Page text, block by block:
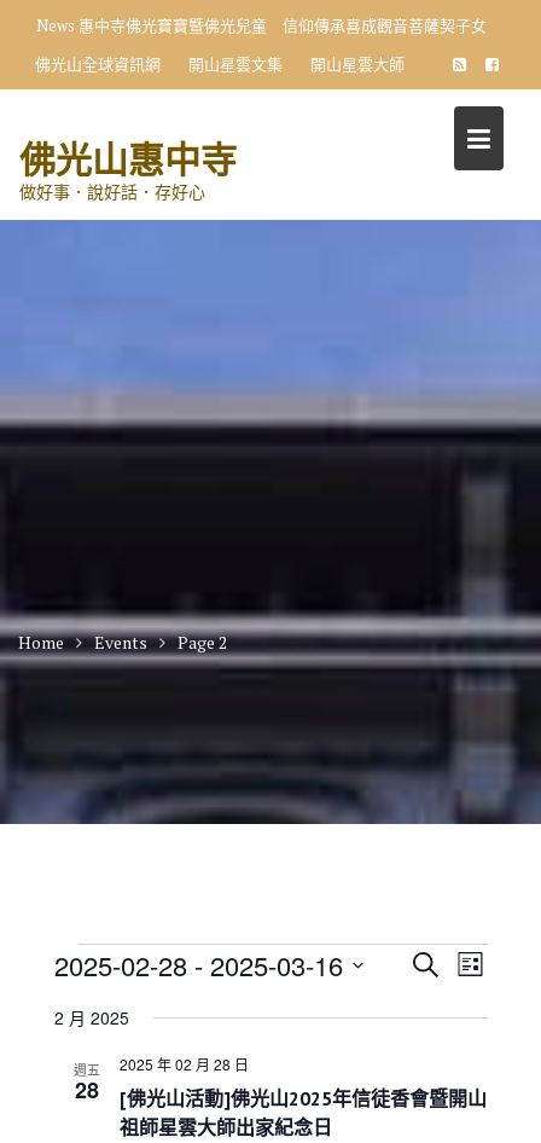
content
News 惠中寺佛光寶寶暨佛光兒童 信仰傳承喜成觀音菩薩契子女
佛光山全球資訊網
開山星雲文集 開山星雲大師
佛光山惠中寺
做好事．說好話．存好心
Home Events Page 2
Events
E
e
s
S
S
a
h
E
v
n
i
L
2025-02-28 - 2025-03-16
e
2 月 2025
週五
28
[佛光山活動]佛光山2025年信徒香會暨開山
祖師星雲大師出家紀念日
2025 年 02 月 28 日